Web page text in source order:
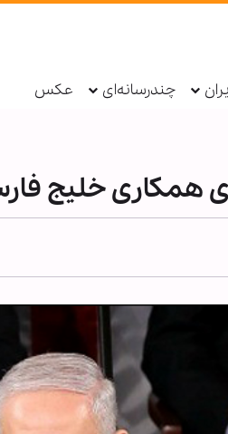
چندرسانه‌ای عکس
همکاری خلیج